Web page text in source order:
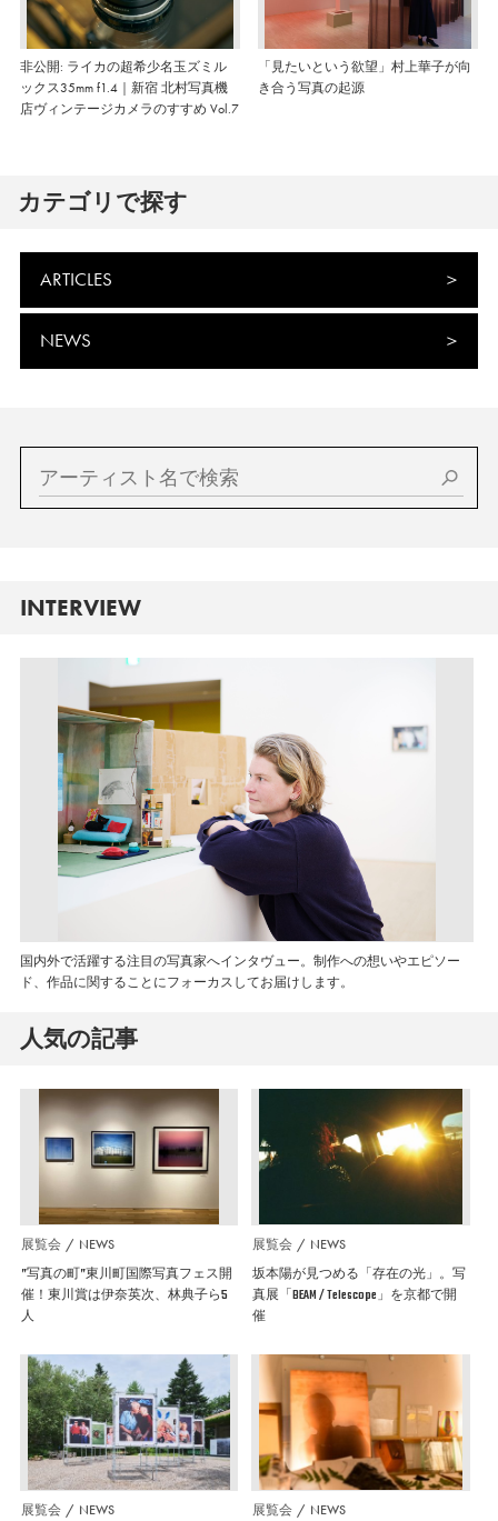
非公開: ライカの超希少名玉ズミル
ックス35mm f1.4｜新宿 北村写真機
店ヴィンテージカメラのすすめ Vol.7
「見たいという欲望」村上華子が向
き合う写真の起源
カテゴリで探す
ARTICLES
NEWS
INTERVIEW
国内外で活躍する注目の写真家へインタヴュー。制作への想いやエピソー
ド、作品に関することにフォーカスしてお届けします。
人気の記事
展覧会 NEWS
”写真の町”東川町国際写真フェス開
催！東川賞は伊奈英次、林典子ら5
人
展覧会 NEWS
坂本陽が見つめる「存在の光」。写
真展「BEAM / Telescope」を京都で開
催
展覧会 NEWS 展覧会 NEWS